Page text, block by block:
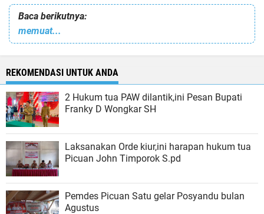
Baca berikutnya:
memuat...
REKOMENDASI UNTUK ANDA
2 Hukum tua PAW dilantik,ini Pesan Bupati
Franky D Wongkar SH
Laksanakan Orde kiur,ini harapan hukum tua
Picuan John Timporok S.pd
Pemdes Picuan Satu gelar Posyandu bulan
Agustus